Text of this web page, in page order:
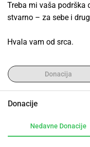
Treba mi vaša podrška
stvarno – za sebe i
Hvala vam od srca.
Donacija
Donacije
Nedavne Donacije